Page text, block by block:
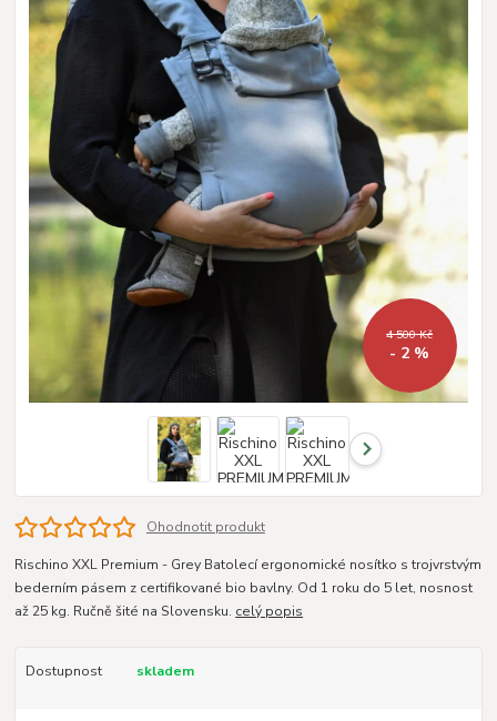
4 500 Kč
- 2 %
Ohodnotit produkt
Rischino XXL Premium - Grey Batolecí ergonomické nosítko s trojvrstvým
bederním pásem z certifikované bio bavlny. Od 1 roku do 5 let, nosnost
až 25 kg. Ručně šité na Slovensku. celý popis
Dostupnost skladem